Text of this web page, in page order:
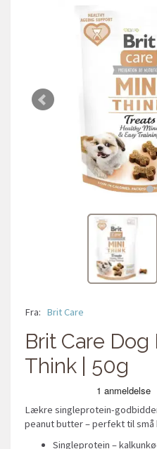
Fra: Brit Care
Brit Care Dog
Think | 50g
Lækre singleprotein-
peanut butter – perfekt til små
Singleprotein –